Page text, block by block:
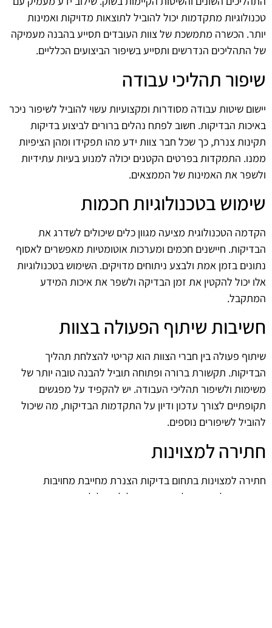
טכנולוגיות מתקדמות יכול להוביל לתוצאות מדויקות ואמינות
יותר. הכשרה מתמשכת של צוות העובדים תסייע בהבנה מעמיקה
של התהליכים הנדרשים ותסייע בשיפור הביצועים הכלליים.
שיפור תהליכי עבודה
יישום שיטות עבודה מסודרות ומקצועיות עשוי להוביל לשיפור ניכר
באיכות הבדיקות. חשוב לפתח נהלים ברורים לביצוע בדיקות
תקינות צנרת, כך שכל חבר צוות ידע מהו תפקידו ומהן הציפיות
ממנו. התמקדות בפרטים הקטנים יכולה למנוע בעיות עתידיות
ולשפר את האמינות של הממצאים.
שימוש בטכנולוגיות חכמות
הקדמה הטכנולוגית מציעה מגוון כלים שיכולים לשדרג את
הבדיקות. חיישנים חכמים ומערכות אוטומטיות מאפשרים לאסוף
נתונים בזמן אמת ולבצע ניתוחים מדויקים. השימוש בטכנולוגיות
אלו יכול להקטין את זמן הבדיקה ולשפר את איכות המידע
המתקבל.
חשיבות שיתוף הפעולה בצוות
שיתוף פעולה בין חברי הצוות הוא קריטי להצלחת תהליך
הבדיקות. תקשורת ברורה ופתוחה תוביל להבנה טובה יותר של
משימות ולשיפור תהליכי העבודה. יש להקפיד על מפגשים
תקופתיים לצורך עדכון ודיון על התקדמות הבדיקות, מה שיכול
להוביל לשיפורים נוספים.
חתירה למצוינות
חתירה למצוינות בתחום בדיקות הצנרת מחייבת מחויבות
מתמשכת לשיפור. כל שינוי קטן יכול להוביל לתוצאות משמעותיות,